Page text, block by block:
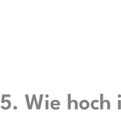
5. Wie